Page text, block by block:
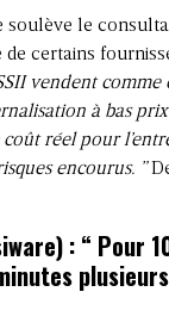
soulève le
certains
vendent
à bas
coût réel pour
encourus. ”
: “ Pour